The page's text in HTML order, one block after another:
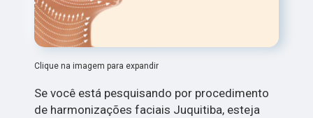
Clique na imagem para expandir
Se você está pesquisando por procedimento
de harmonizações faciais Juquitiba, esteja